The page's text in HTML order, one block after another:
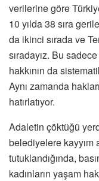
verilerine göre
10 yılda 38 sıra
da ikinci sırada ve
sıradayız. Bu
hakkının da
Aynı zamanda
hatırlatıyor.
Adaletin çöktüğü
belediyelere kayyım
tutuklandığında,
kadınların yaşam